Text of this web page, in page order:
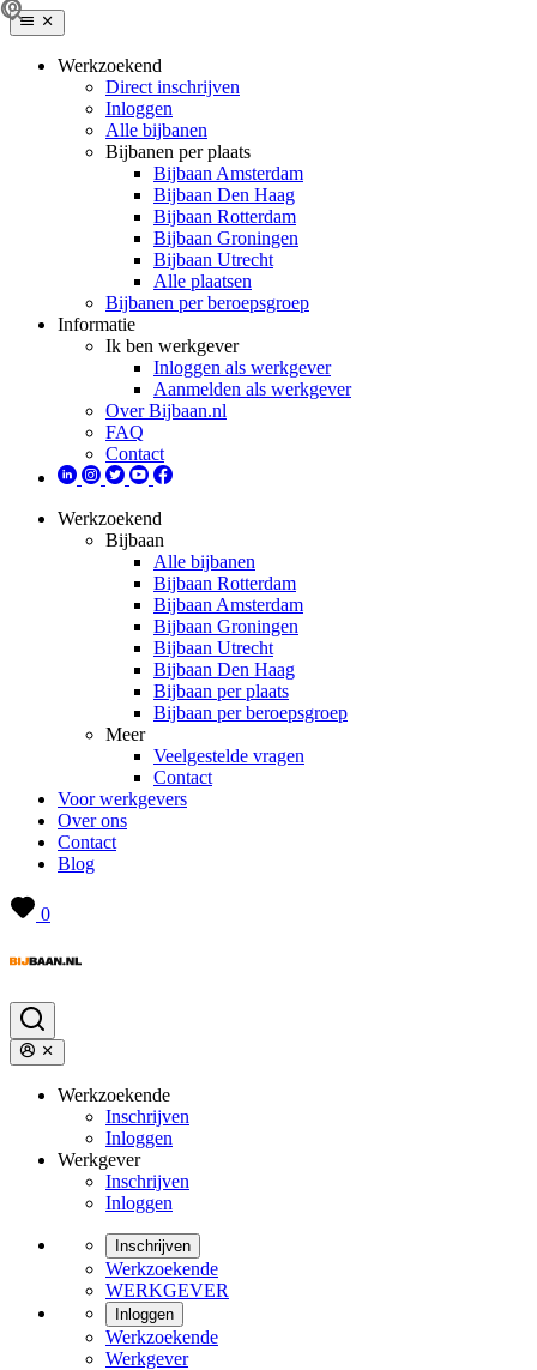
Werkzoekend
Direct inschrijven
Inloggen
Alle bijbanen
Bijbanen per plaats
Bijbaan Amsterdam
Bijbaan Den Haag
Bijbaan Rotterdam
Bijbaan Groningen
Bijbaan Utrecht
Alle plaatsen
Bijbanen per beroepsgroep
Informatie
Ik ben werkgever
Inloggen als werkgever
Aanmelden als werkgever
Over Bijbaan.nl
FAQ
Contact
Werkzoekend
Bijbaan
Alle bijbanen
Bijbaan Rotterdam
Bijbaan Amsterdam
Bijbaan Groningen
Bijbaan Utrecht
Bijbaan Den Haag
Bijbaan per plaats
Bijbaan per beroepsgroep
Meer
Veelgestelde vragen
Contact
Voor werkgevers
Over ons
Contact
Blog
0
Werkzoekende
Inschrijven
Inloggen
Werkgever
Inschrijven
Inloggen
Inschrijven
Werkzoekende
WERKGEVER
Inloggen
Werkzoekende
Werkgever